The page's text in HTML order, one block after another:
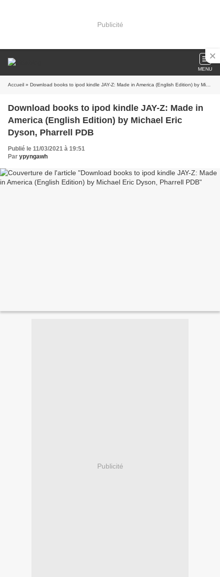
Publicité
MENU
Accueil » Download books to ipod kindle JAY-Z: Made in America (English Edition) by Michael Eric Dyson, Pharrell PDB
Download books to ipod kindle JAY-Z: Made in
America (English Edition) by Michael Eric
Dyson, Pharrell PDB
Publié le 11/03/2021 à 19:51
Par ypyngawh
Publicité